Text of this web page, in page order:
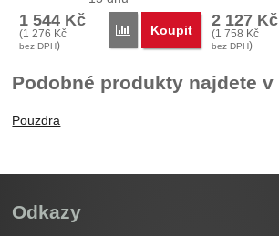
1 544 Kč
(1 276 Kč
bez DPH)
Porovnat
Koupit
2 127 Kč
(1 758 Kč
bez DPH)
Podobné produkty najdete v
Pouzdra
Odkazy